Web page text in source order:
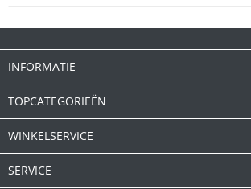
INFORMATIE
TOPCATEGORIEËN
WINKELSERVICE
SERVICE